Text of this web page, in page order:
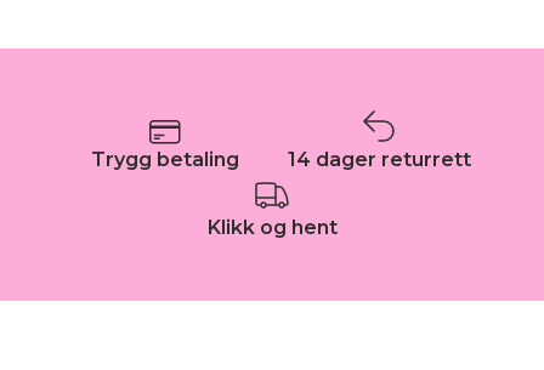
Trygg betaling 14 dager returrett
Klikk og hent